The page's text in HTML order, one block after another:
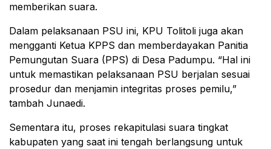
memberikan suara.
Dalam pelaksanaan PSU ini, KPU Tolitoli juga akan
mengganti Ketua KPPS dan memberdayakan Panitia
Pemungutan Suara (PPS) di Desa Padumpu. “Hal ini
untuk memastikan pelaksanaan PSU berjalan sesuai
prosedur dan menjamin integritas proses pemilu,”
tambah Junaedi.
Sementara itu, proses rekapitulasi suara tingkat
kabupaten yang saat ini tengah berlangsung untuk